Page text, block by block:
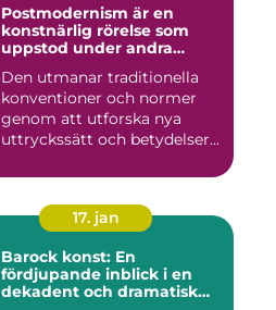
Postmodernism är en
konstnärlig rörelse som
uppstod under andra
fortsätter att påverka
samtida konstvärlden
Den utmanar traditionella
konventioner och normer
genom att utforska nya
uttryckssätt och betydelser...
17. jan
Barock konst: En
fördjupande inblick i en
dekadent och dramatisk